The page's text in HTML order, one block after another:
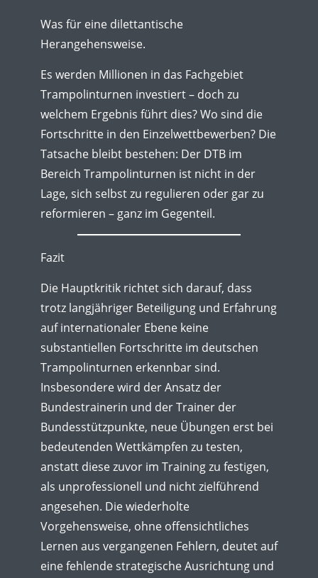
Was für eine dilettantische
Herangehensweise.
Es werden Millionen in das Fachgebiet
Trampolinturnen investiert – doch zu
welchem Ergebnis führt dies? Wo sind die
Fortschritte in den Einzelwettbewerben? Die
Tatsache bleibt bestehen: Der DTB im
Bereich Trampolinturnen ist nicht in der
Lage, sich selbst zu regulieren oder gar zu
reformieren – ganz im Gegenteil.
Fazit
Die Hauptkritik richtet sich darauf, dass
trotz langjähriger Beteiligung und Erfahrung
auf internationaler Ebene keine
substantiellen Fortschritte im deutschen
Trampolinturnen erkennbar sind.
Insbesondere wird der Ansatz der
Bundestrainerin und der Trainer der
Bundesstützpunkte, neue Übungen erst bei
bedeutenden Wettkämpfen zu testen,
anstatt diese zuvor im Training zu festigen,
als unprofessionell und nicht zielführend
angesehen. Die wiederholte
Vorgehensweise, ohne offensichtliches
Lernen aus vergangenen Fehlern, deutet auf
eine fehlende strategische Ausrichtung und